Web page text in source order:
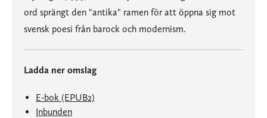
ord sprängt den "antika" ramen för att öppna sig mot
svensk poesi från barock och modernism.
Ladda ner omslag
E-bok (EPUB2)
Inbunden